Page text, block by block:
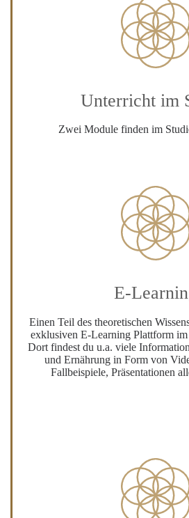
Unterricht im
Zwei Module finden im
E-
Einen Teil des theoretischen
exklusiven E-Learning Plattform
Dort findest du u.a. viele
und Ernährung in Form von
Fallbeispiele, Präsentationen